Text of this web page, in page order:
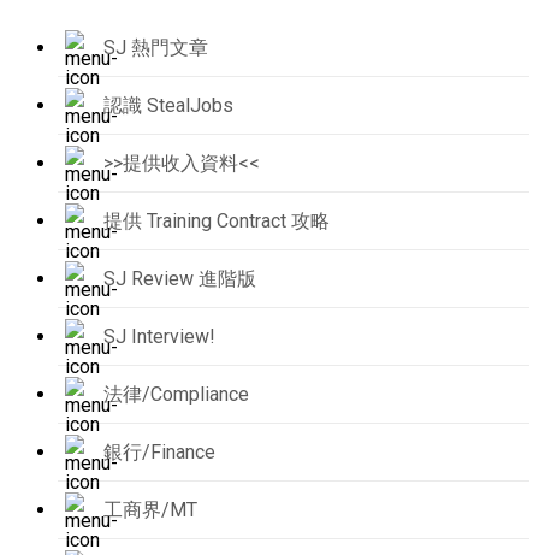
SJ 熱門文章
認識 StealJobs
>>提供收入資料<<
提供 Training Contract 攻略
SJ Review 進階版
SJ Interview!
法律/Compliance
銀行/Finance
工商界/MT